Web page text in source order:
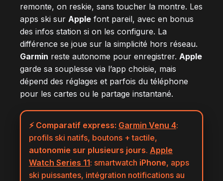
remonte, on reskie, sans toucher la montre. Les
apps ski sur Apple font pareil, avec en bonus
des infos station si on les configure. La
différence se joue sur la simplicité hors réseau.
Garmin reste autonome pour enregistrer. Apple
garde sa souplesse via l’app choisie, mais
dépend des réglages et parfois du téléphone
pour les cartes ou le partage instantané.
⚡ Comparatif express: Garmin Venu 4:
profils ski natifs, boutons + tactile,
autonomie sur plusieurs jours. Apple
Watch Series 11: smartwatch iPhone, apps
ski puissantes, intégration notifications au